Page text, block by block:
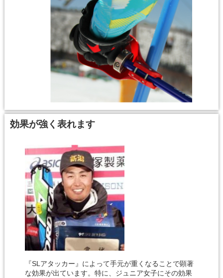
効果が強く表れます
『SLアタッカー』によって手元が重くなることで顕著
な効果が出ています。特に、ジュニア女子にその効果